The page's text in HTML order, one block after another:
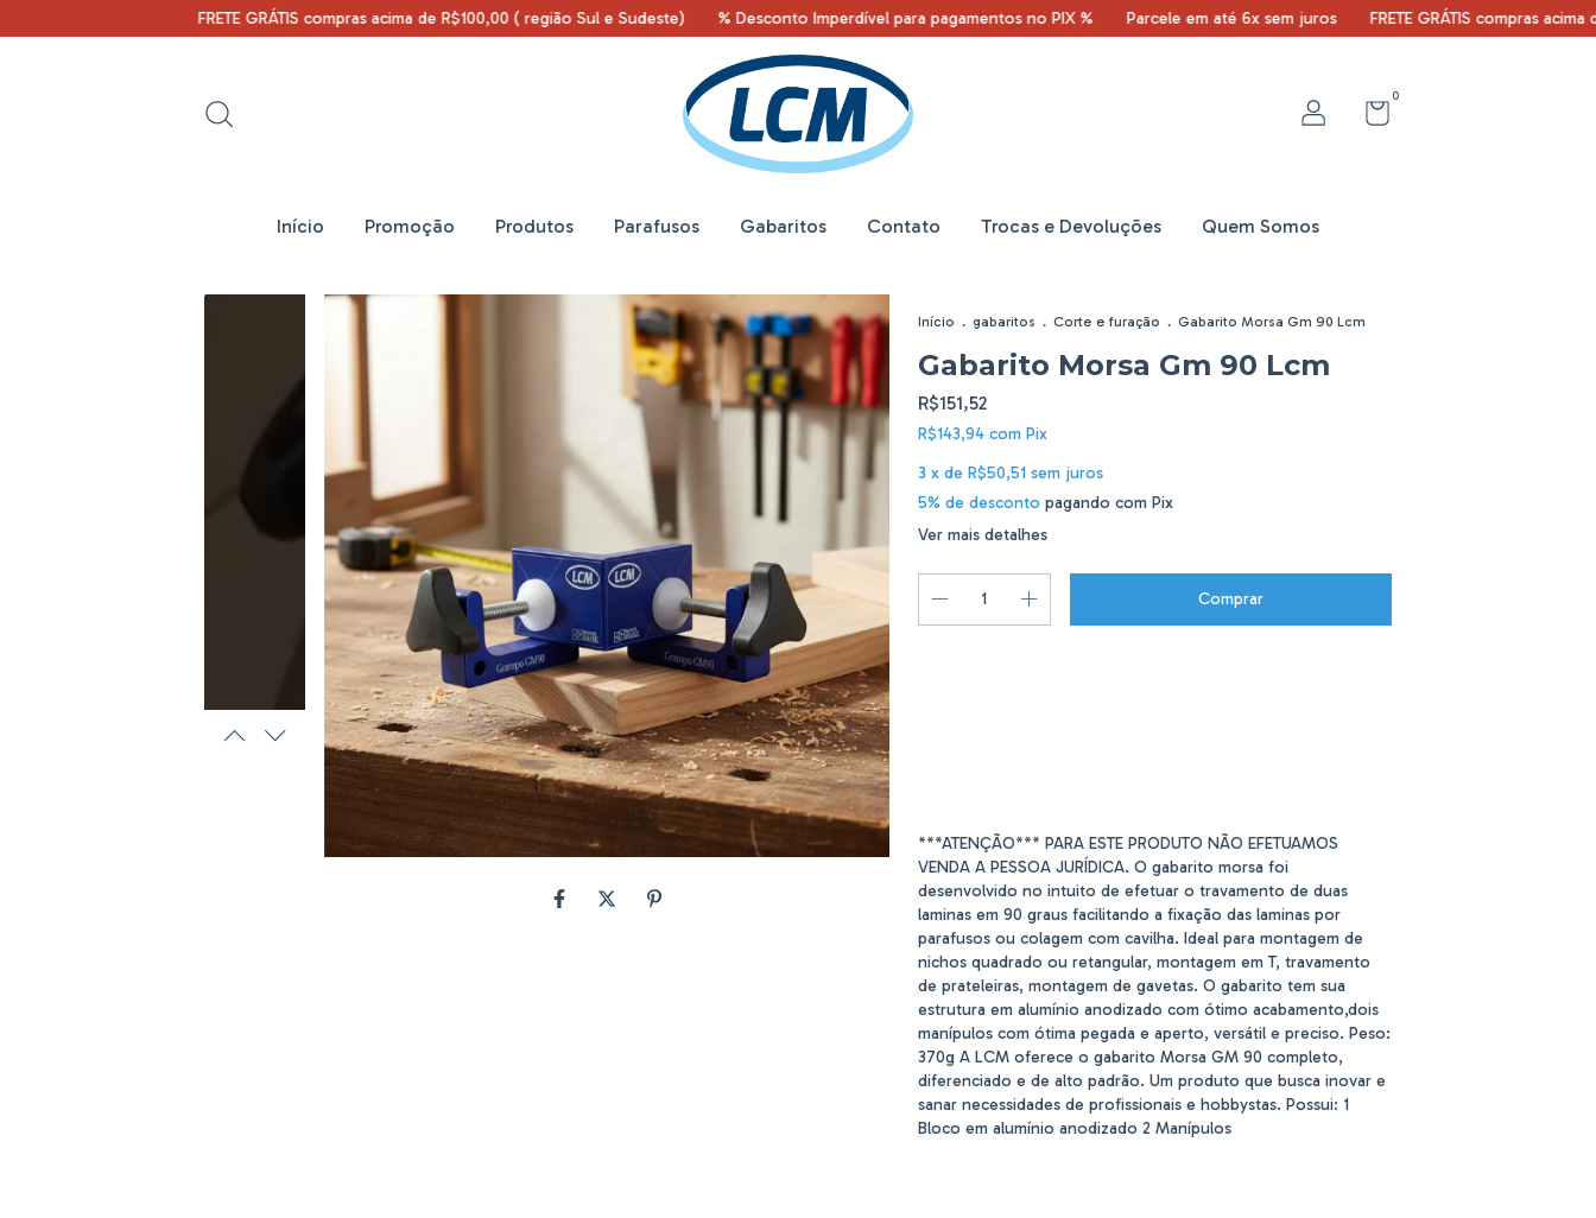
FRETE GRÁTIS compras acima de R$100,00 ( região Sul e Sudeste) % Desconto Imperdível para pagamentos no PIX % Parcele em até 6x sem juros FRETE GRÁTIS compras acima de
0
Início Promoção Produtos Parafusos Gabaritos Contato Trocas e Devoluções Quem Somos
Início . gabaritos . Corte e furação . Gabarito Morsa Gm 90 Lcm
Gabarito Morsa Gm 90 Lcm
R$151,52
R$143,94 com Pix
3 x de R$50,51 sem juros
5% de desconto pagando com Pix
Ver mais detalhes
***ATENÇÃO*** PARA ESTE PRODUTO NÃO EFETUAMOS
VENDA A PESSOA JURÍDICA. O gabarito morsa foi
desenvolvido no intuito de efetuar o travamento de duas
laminas em 90 graus facilitando a fixação das laminas por
parafusos ou colagem com cavilha. Ideal para montagem de
nichos quadrado ou retangular, montagem em T, travamento
de prateleiras, montagem de gavetas. O gabarito tem sua
estrutura em alumínio anodizado com ótimo acabamento,dois
manípulos com ótima pegada e aperto, versátil e preciso. Peso:
370g A LCM oferece o gabarito Morsa GM 90 completo,
diferenciado e de alto padrão. Um produto que busca inovar e
sanar necessidades de profissionais e hobbystas. Possui: 1
Bloco em alumínio anodizado 2 Manípulos